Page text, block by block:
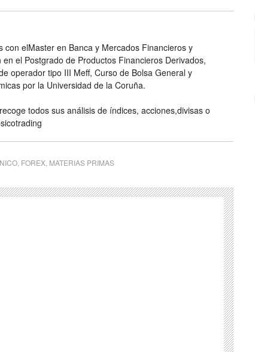
con elMaster en Banca y Mercados Financieros y
el Postgrado de Productos Financieros Derivados,
operador tipo III Meff, Curso de Bolsa General y
por la Universidad de la Coruña.
todos sus análisis de índices, acciones,divisas o
FOREX MATERIAS PRIMAS